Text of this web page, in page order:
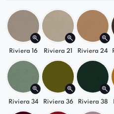
✔ Ruchomy podłokietnik
i komfort użytkowania
Dopasuj do swojego
Sonia jest dostępna w
dzięki czemu możesz
komponującą się z
Riviera 16 Riviera 21 Riviera 24
Riviera 34 Riviera 36 Riviera 38